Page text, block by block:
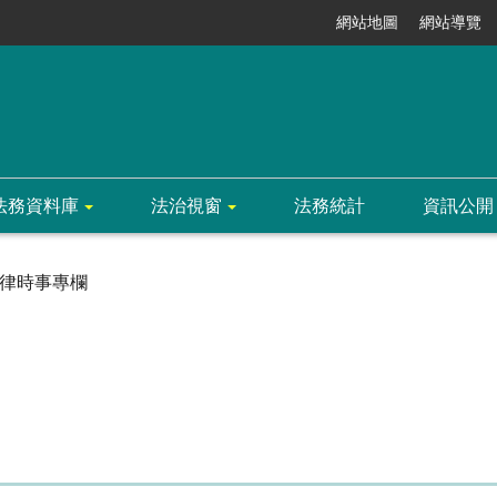
網站地圖 網站導覽
務資料庫 法治視窗 法務統計 資訊公開
時事專欄